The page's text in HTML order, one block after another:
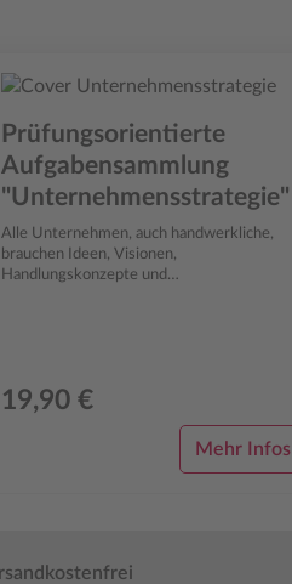
Prüfungsorientierte
Aufgabensammlung
"Unternehmensstrategie"
Alle Unternehmen, auch handwerkliche,
brauchen Ideen, Visionen,
Handlungskonzepte und
19,90 €
Mehr Infos